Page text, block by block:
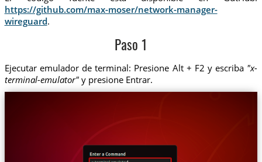
https://github.com/max-moser/network-manager-
wireguard.
Paso 1
Ejecutar emulador de terminal: Presione Alt + F2 y escriba "x-
terminal-emulator"y presione Entrar.